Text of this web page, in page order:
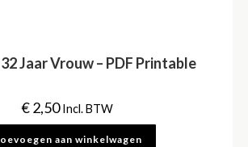
Jaar Vrouw – PDF Printable
€2,50 Incl. BTW
aan winkelwagen